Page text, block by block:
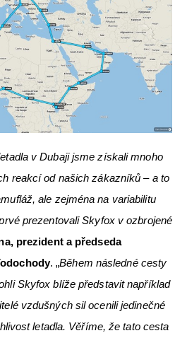
v Dubaji jsme získali mnoho
reakcí od našich zákazníků – a to
ale zejména na variabilitu
prezentovali Skyfox v ozbrojené
prezident a předseda
. „Během následné cesty
Skyfox blíže představit například
vzdušných sil ocenili jedinečné
letadla. Věříme, že tato cesta